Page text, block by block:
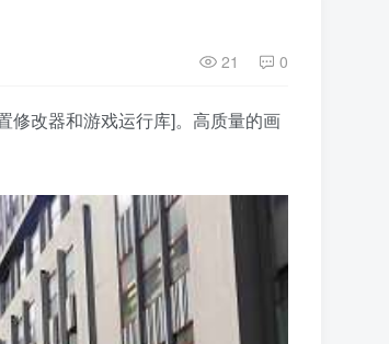
21 0
修改器和游戏运行库]。高质量的画